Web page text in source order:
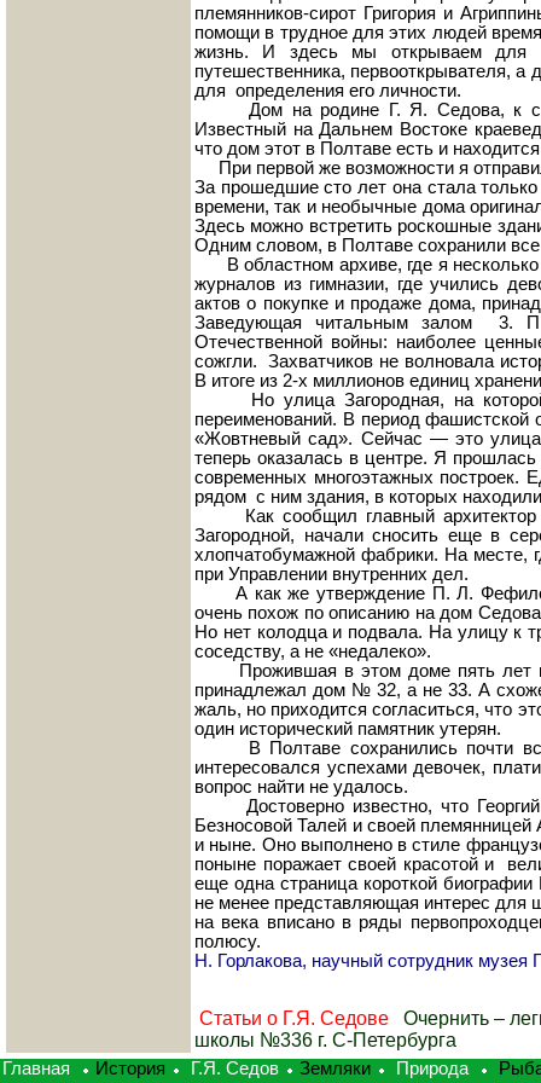
племянников-сирот Григория и
помощи в трудное для этих людей
жизнь. И здесь мы открываем для
путешественника, первооткрывателя, а
для определения его личности.
Дом на родине Г. Я. Седова, к
Известный на Дальнем Востоке
что дом этот в Полтаве есть и
При первой же возможности я
За прошедшие сто лет она стала
времени, так и необычные дома
Здесь можно встретить роскошные
Одним словом, в Полтаве сохранили
В областном архиве, где я несколько
журналов из гимназии, где учились
актов о покупке и продаже дома,
Заведующая читальным залом 3.
Отечественной войны: наиболее
сожгли. Захватчиков не волновала
В итоге из 2-х миллионов единиц
Но улица Загородная, на которой
переименований. В период фашистской
«Жовтневый сад». Сейчас — это улица
теперь оказалась в центре. Я
современных многоэтажных
рядом с ним здания, в которых
Как сообщил главный архитектор
Загородной, начали сносить еще в
хлопчатобумажной фабрики. На месте,
при Управлении внутренних дел.
А как же утверждение П. Л.
очень похож по описанию на дом
Но нет колодца и подвала. На улицу к
соседству, а не «недалеко».
Прожившая в этом доме пять лет
принадлежал дом № 32, а не 33. А
жаль, но приходится согласиться, что
один исторический памятник утерян.
В Полтаве сохранились почти все
интересовался успехами девочек,
вопрос найти не удалось.
Достоверно известно, что
Безносовой Талей и своей племянницей
и ныне. Оно выполнено в стиле
поныне поражает своей красотой и
еще одна страница короткой
не менее представляющая интерес для
на века вписано в ряды
полюсу.
Н. Горлакова, научный сотрудник
Статьи о Г.Я. Седове
Очернить –
школы №336 г. С-Петербурга
Главная История Г.Я. Седов Земляки Природа